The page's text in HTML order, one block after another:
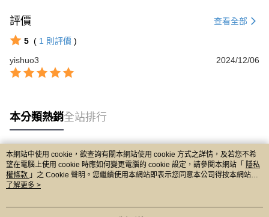
評價 查看全部
5 ( 1 則評價 )
yishuo3
2024/12/06
本分類熱銷全站排行
熱門標籤
本網站中使用 cookie，欲查詢有關本網站使用 cookie 方式之詳情，及若您不希
望在電腦上使用 cookie 時應如何變更電腦的 cookie 設定，請參閱本網站「 隱私
權條款 」之 Cookie 聲明。您繼續使用本網站即表示您同意本公司得按本網站使
用條款之 Cookie 聲明使用 cookie。
了解更多 >